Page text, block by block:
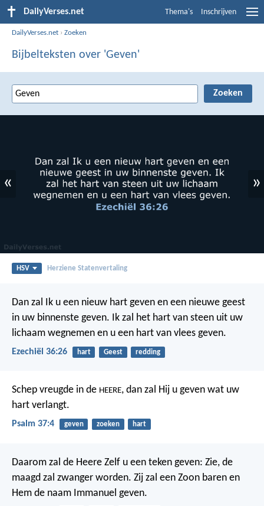
DailyVerses.net Thema's Inschrijven
DailyVerses.net ›Zoeken
Bijbelteksten over 'Geven'
« »
HSV Herziene Statenvertaling
Dan zal Ik u een nieuw hart geven en een nieuwe geest
in uw binnenste geven. Ik zal het hart van steen uit uw
lichaam wegnemen en u een hart van vlees geven.
Ezechiël 36:26 hart Geest redding
Schep vreugde in de HEERE, dan zal Hij u geven wat uw
hart verlangt.
Psalm 37:4 geven zoeken hart
Daarom zal de Heere Zelf u een teken geven: Zie, de
maagd zal zwanger worden. Zij zal een Zoon baren en
Hem de naam Immanuel geven.